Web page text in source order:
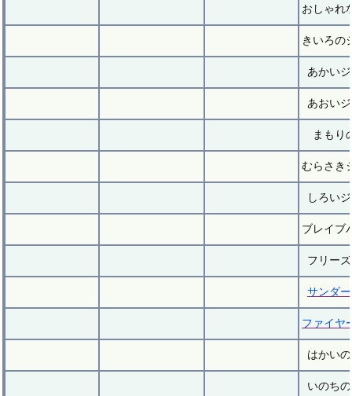
おしゃれ
きいろの
あかい
あおい
まもり
むらさき
しろい
ブレイブ
フリー
サンダー
ファイヤ
はかい
いのち